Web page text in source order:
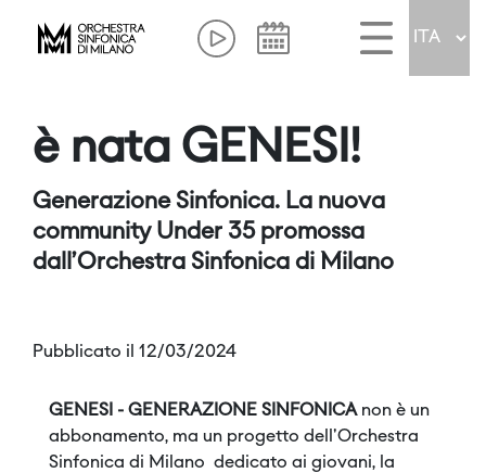
è nata GENESI!
Generazione Sinfonica. La nuova
community Under 35 promossa
dall’Orchestra Sinfonica di Milano
Pubblicato il 12/03/2024
GENESI - GENERAZIONE SINFONICAnon è un
abbonamento, ma un progetto dell'Orchestra
Sinfonica di Milano dedicato ai giovani, la